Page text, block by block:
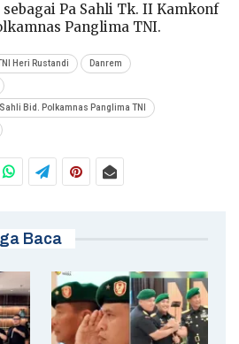
Pa Sahli Tk. II Kamkonf
Panglima TNI.
Heri Rustandi Danrem
Bid. Polkamnas Panglima TNI
Baca